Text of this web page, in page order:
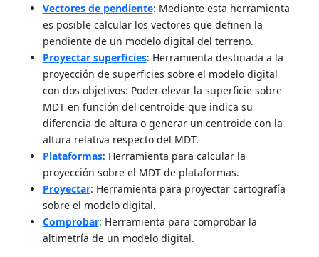
Vectores de pendiente: Mediante esta herramienta
es posible calcular los vectores que definen la
pendiente de un modelo digital del terreno.
Proyectar superficies: Herramienta destinada a la
proyección de superficies sobre el modelo digital
con dos objetivos: Poder elevar la superficie sobre
MDT en función del centroide que indica su
diferencia de altura o generar un centroide con la
altura relativa respecto del MDT.
Plataformas: Herramienta para calcular la
proyección sobre el MDT de plataformas.
Proyectar: Herramienta para proyectar cartografía
sobre el modelo digital.
Comprobar: Herramienta para comprobar la
altimetría de un modelo digital.